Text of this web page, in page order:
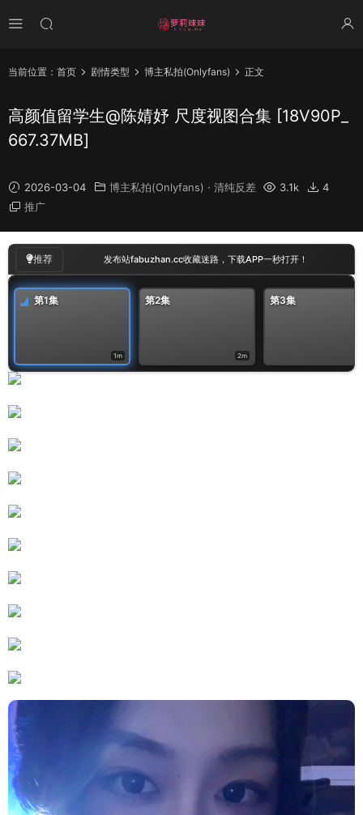
当前位置： 首页 剧情类型 博主私拍(Onlyfans) 正文
高颜值留学生@陈婧妤 尺度视图合集 [18V90P_
667.37MB]
2026-03-04 博主私拍(Onlyfans) · 清纯反差 3.1k
4
推广
推荐 发布站fabuzhan.cc收藏迷路，下载APP一秒打开！
1m
第1集
2m
第2集 第3集